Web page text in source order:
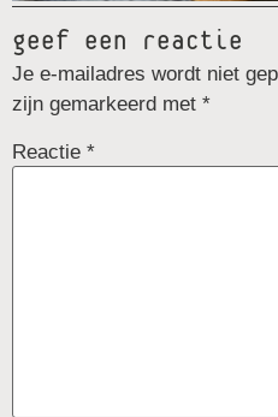
geef een reactie
Je e-mailadres wordt niet
zijn gemarkeerd met *
Reactie *